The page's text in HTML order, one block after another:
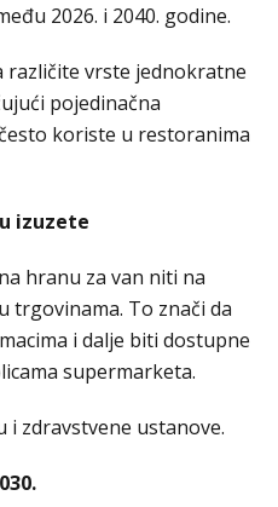
2026. i 2040. godine.
različite vrste jednokratne
pojedinačna
koriste u restoranima
izuzete
hranu za van niti na
trgovinama. To znači da
i dalje biti dostupne
supermarketa.
i zdravstvene ustanove.